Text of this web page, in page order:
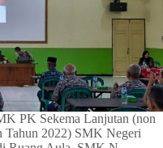
PK Sekema Lanjutan (non
Tahun 2022) SMK Negeri